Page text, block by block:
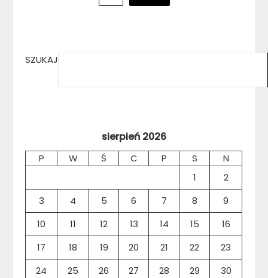
SZUKAJ
sierpień 2026
P W Ś C P S
N
1
2
3
4 5 6 7 8
9
10
11 12 13 14 15
16
17
18 19 20 21 22
23
24
25 26 27 28 29
30